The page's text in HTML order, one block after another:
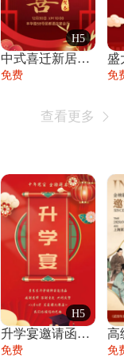
H5
中式喜迁新居乔迁之喜邀请函宴会请帖
免费 免
查看更多 
H5
升学宴邀请函喜报金榜题名高端谢师宴邀请函
免费 免